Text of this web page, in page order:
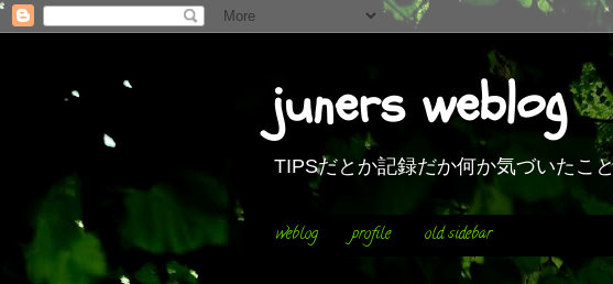
juners weblog
TIPSだとか記録だか何か気づいたこ
weblog profile old sidebar